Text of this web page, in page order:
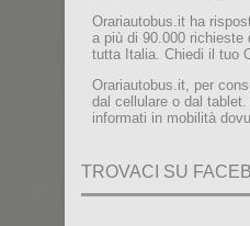
Orariautobus.it ha
a più di 90.000 richieste
tutta Italia. Chiedi il tuo
Orariautobus.it, per
dal cellulare o dal
informati in mobilità
TROVACI SU